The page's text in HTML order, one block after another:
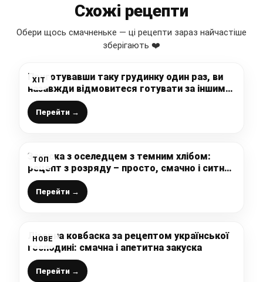
Схожі рецепти
Обери щось смачненьке — ці рецепти зараз найчастіше
зберігають ❤️
ХІТ
Приготувавши таку грудинку один раз, ви
назавжди відмовитеся готувати за іншими
рецептами, а тим більше купувати в
магазині – просто, неймовірно смачно і
ніжно
Перейти →
ТОП
Закуска з оселедцем з темним хлібом:
рецепт з розряду – просто, смачно і ситно,
подаю до будь-якого столу
Перейти →
НОВЕ
Ліверна ковбаска за рецептом української
господині: смачна і апетитна закуска
Перейти →